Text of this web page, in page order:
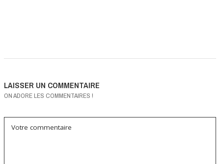
LAISSER UN COMMENTAIRE
ON ADORE LES COMMENTAIRES !
Votre commentaire